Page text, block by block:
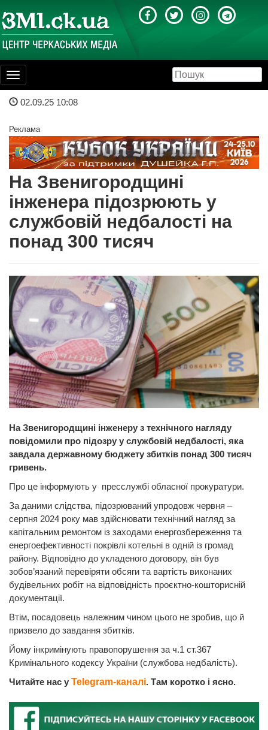
Toggle
navigation
02.09.25 10:08
Реклама
На Звенигородщині
інженера підозрюють у
службовій недбалості на
понад 300 тисяч
На Звенигородщині інженеру з технічного нагляду
повідомили про підозру у службовій недбалості, яка
завдала державному бюджету збитків понад 300 тисяч
гривень.
Про це інформують у пресслужбі обласної прокуратури.
За даними слідства, підозрюваний упродовж червня –
серпня 2024 року мав здійснювати технічний нагляд за
капітальним ремонтом із заходами енергозбереження та
енергоефективності покрівлі котельні в одній із громад
району. Відповідно до укладеного договору, він був
зобов’язаний перевіряти обсяги та вартість виконаних
будівельних робіт на відповідність проєктно-кошторисній
документації.
Втім, посадовець належним чином цього не зробив, що й
призвело до завдання збитків.
Йому інкримінують правопорушення за ч.1 ст.367
Кримінального кодексу України (службова недбалість).
Читайте нас у Telegram-каналі. Там коротко і ясно.